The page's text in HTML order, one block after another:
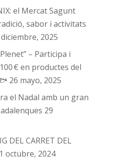
el Mercat Sagunt
sabor i activitats
diciembre, 2025
– Participa i
€ en productes del
26 mayo, 2025
el Nadal amb un gran
29
DEL CARRET DEL
octubre, 2024